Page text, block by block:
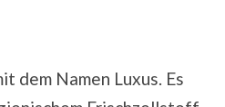
dem Namen Luxus. Es